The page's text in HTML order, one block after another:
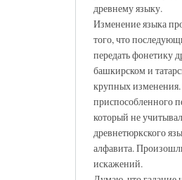
древнему языку.
Изменение языка
того, что
передать фонетику
башкирском и
крупных
приспособленного
который не
древнетюркского
алфавита.
искажений.